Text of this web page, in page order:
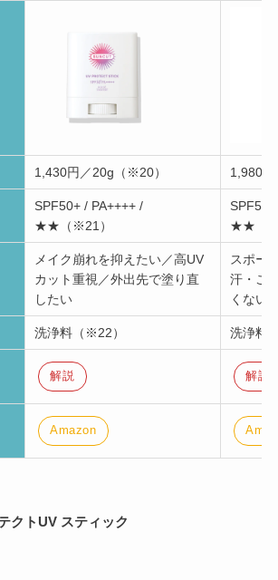
1,430円／20g（※20） 1,980
SPF50+ / PA++++ /
★★（※21）
★★（
メイク崩れを抑えたい／高UV
カット重視／外出先で塗り直
したい
スポー
汗・こ
くない
洗浄料（※22） 洗浄料
解説 解説
Amazon
クトUV スティック